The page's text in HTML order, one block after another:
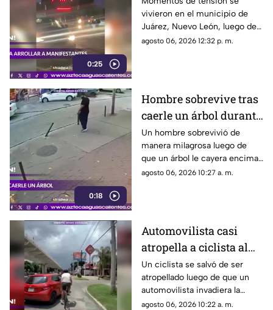
0:25
varios vehículos
vivieron en el municipio de
Juárez, Nuevo León, luego de
que un trailero presuntamente
agosto 06, 2026 12:32 p. m.
0:18
Hombre sobrevive tras
caerle un árbol durante
tormenta
Un hombre sobrevivió de
manera milagrosa luego de
que un árbol le cayera encima
durante una fuerte tormenta
agosto 06, 2026 10:27 a. m.
Automovilista casi
atropella a ciclista al
invadir el carril de la
ciclovía en Guadalajara
Un ciclista se salvó de ser
atropellado luego de que un
automovilista invadiera la
ciclovía al girar a la derecha sin
agosto 06, 2026 10:22 a. m.